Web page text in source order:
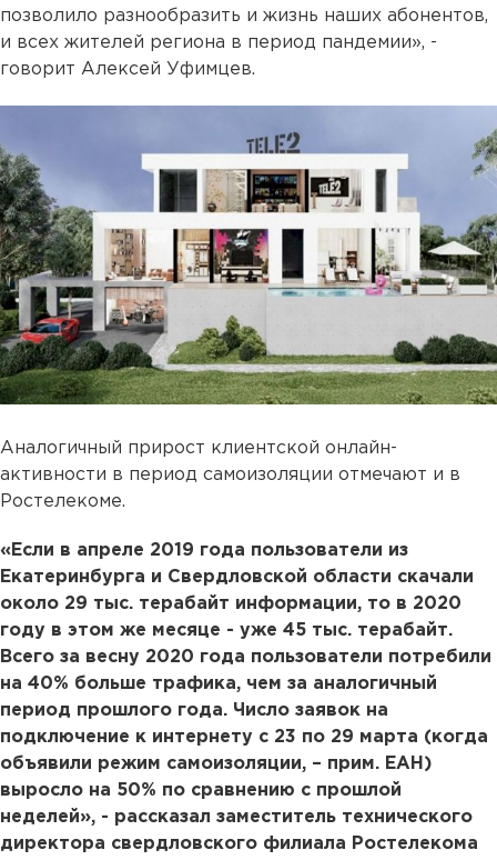
позволило разнообразить и жизнь наших абонентов,
и всех жителей региона в период пандемии», -
говорит Алексей Уфимцев.
Аналогичный прирост клиентской онлайн-
активности в период самоизоляции отмечают и в
Ростелекоме.
«Если в апреле 2019 года пользователи из
Екатеринбурга и Свердловской области скачали
около 29 тыс. терабайт информации, то в 2020
году в этом же месяце - уже 45 тыс. терабайт.
Всего за весну 2020 года пользователи потребили
на 40% больше трафика, чем за аналогичный
период прошлого года. Число заявок на
подключение к интернету с 23 по 29 марта (когда
объявили режим самоизоляции, – прим. ЕАН)
выросло на 50% по сравнению с прошлой
неделей», - рассказал заместитель технического
директора свердловского филиала Ростелекома